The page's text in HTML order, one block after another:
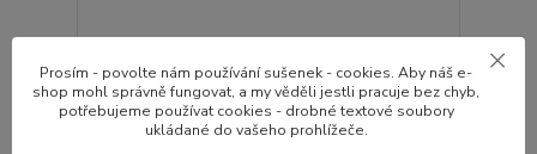
Prosím - povolte nám používání sušenek - cookies. Aby náš e-
shop mohl správně fungovat, a my věděli jestli pracuje bez chyb,
potřebujeme používat cookies - drobné textové soubory
ukládané do vašeho prohlížeče.